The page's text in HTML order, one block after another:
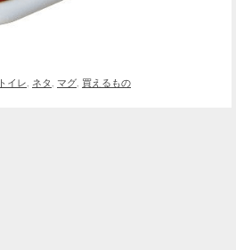
トイレ, ネタ, マグ, 買えるもの